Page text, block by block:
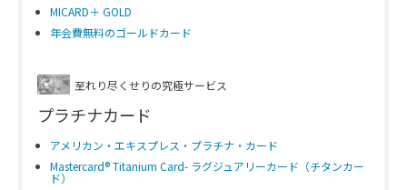
MICARD＋ GOLD
年会費無料のゴールドカード
至れり尽くせりの究極サービス
プラチナカード
アメリカン・エキスプレス・プラチナ・カード
Mastercard® Titanium Card- ラグジュアリーカード（チタンカー
ド）